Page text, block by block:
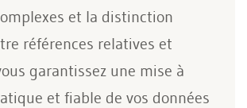
et la distinction
références relatives et
garantissez une mise à
et fiable de vos données